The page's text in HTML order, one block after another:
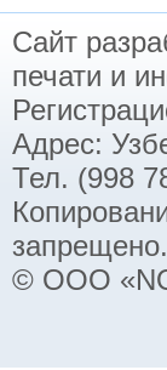
Сайт
печати и
Адрес:
Тел. (998
запрещено.
© ООО